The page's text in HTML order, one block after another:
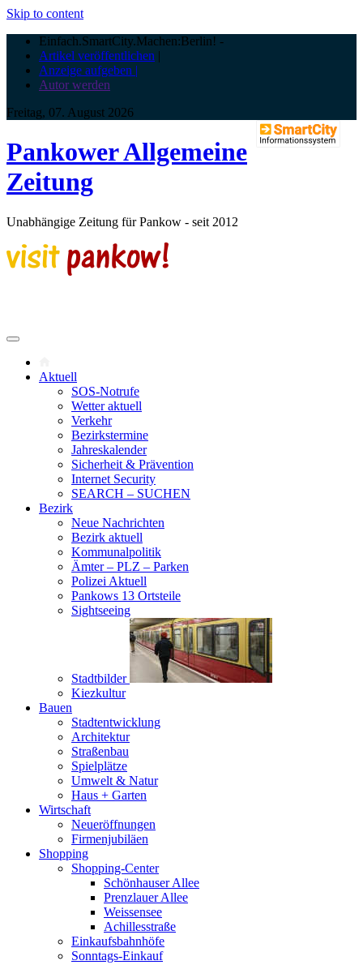
Skip to content
Einfach.SmartCity.Machen:Berlin! -
Artikel veröffentlichen |
Anzeige aufgeben |
Autor werden
Freitag, 07. August 2026
Pankower Allgemeine
Zeitung
Unabhängige Zeitung für Pankow - seit 2012
Aktuell
SOS-Notrufe
Wetter aktuell
Verkehr
Bezirkstermine
Jahreskalender
Sicherheit & Prävention
Internet Security
SEARCH – SUCHEN
Bezirk
Neue Nachrichten
Bezirk aktuell
Kommunalpolitik
Ämter – PLZ – Parken
Polizei Aktuell
Pankows 13 Ortsteile
Sightseeing
Stadtbilder
Kiezkultur
Bauen
Stadtentwicklung
Architektur
Straßenbau
Spielplätze
Umwelt & Natur
Haus + Garten
Wirtschaft
Neueröffnungen
Firmenjubiläen
Shopping
Shopping-Center
Schönhauser Allee
Prenzlauer Allee
Weissensee
Achillesstraße
Einkaufsbahnhöfe
Sonntags-Einkauf